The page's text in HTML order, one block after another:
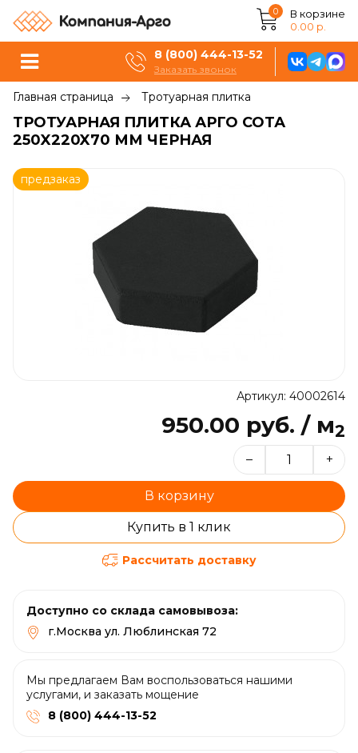
0
В корзине
0.00 р.
8 (800) 444-13-52
Заказать звонок
Главная страница Тротуарная плитка
ТРОТУАРНАЯ ПЛИТКА АРГО СОТА
250X220X70 ММ ЧЕРНАЯ
предзаказ
Артикул: 40002614
950.00 руб. / м2
– +
В корзину
Купить в 1 клик
Рассчитать доставку
Доступно со склада самовывоза:
г.Москва ул. Люблинская 72
Мы предлагаем Вам воспользоваться нашими
услугами, и заказать мощение
8 (800) 444-13-52